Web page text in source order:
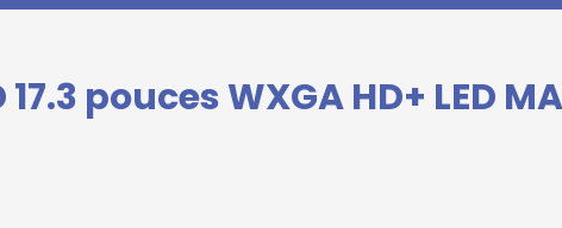
17.3 pouces WXGA HD+ LED